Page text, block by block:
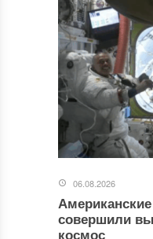
06.08.2026
совершили
космос